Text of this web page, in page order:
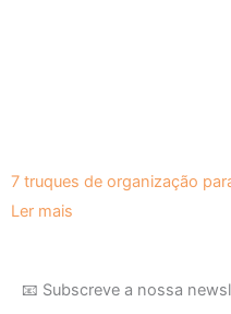
7 truques de organização
Ler mais
📧 Subscreve a nossa